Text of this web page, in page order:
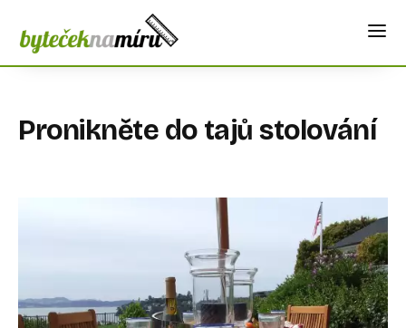
Pronikněte do tajů stolování